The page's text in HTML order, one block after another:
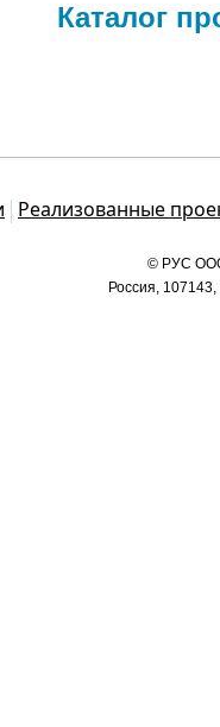
Каталог
Реализованные
© РУС ООО
Россия,